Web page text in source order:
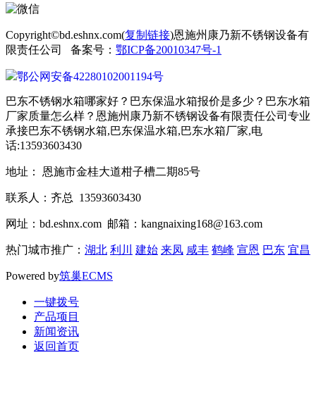
Copyright©bd.eshnx.com(复制链接)恩施州康乃新不锈钢设备有
限责任公司 备案号： 鄂ICP备20010347号-1
鄂公网安备42280102001194号
巴东不锈钢水箱哪家好？巴东保温水箱报价是多少？巴东水箱
厂家质量怎么样？恩施州康乃新不锈钢设备有限责任公司专业
承接巴东不锈钢水箱,巴东保温水箱,巴东水箱厂家,电
话:13593603430
地址： 恩施市金桂大道柑子槽二期85号
联系人：齐总 13593603430
网址：bd.eshnx.com 邮箱：kangnaixing168@163.com
热门城市推广： 湖北 利川 建始 来凤 咸丰 鹤峰 宣恩 巴东 宜昌
Powered by筑巢ECMS
一键拨号
产品项目
新闻资讯
返回首页